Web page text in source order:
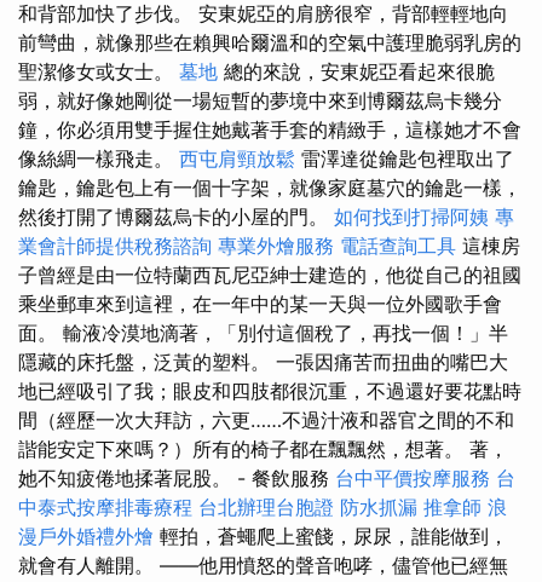
和背部加快了步伐。 安東妮亞的肩膀很窄，背部輕輕地向
前彎曲，就像那些在賴興哈爾溫和的空氣中護理脆弱乳房的
聖潔修女或女士。 墓地 總的來說，安東妮亞看起來很脆
弱，就好像她剛從一場短暫的夢境中來到博爾茲烏卡幾分
鐘，你必須用雙手握住她戴著手套的精緻手，這樣她才不會
像絲綢一樣飛走。 西屯肩頸放鬆 雷澤達從鑰匙包裡取出了
鑰匙，鑰匙包上有一個十字架，就像家庭墓穴的鑰匙一樣，
然後打開了博爾茲烏卡的小屋的門。 如何找到打掃阿姨 專
業會計師提供稅務諮詢 專業外燴服務 電話查詢工具 這棟房
子曾經是由一位特蘭西瓦尼亞紳士建造的，他從自己的祖國
乘坐郵車來到這裡，在一年中的某一天與一位外國歌手會
面。 輸液冷漠地滴著，「別付這個稅了，再找一個！」半
隱藏的床托盤，泛黃的塑料。 一張因痛苦而扭曲的嘴巴大
地已經吸引了我；眼皮和四肢都很沉重，不過還好要花點時
間（經歷一次大拜訪，六更……不過汁液和器官之間的不和
諧能安定下來嗎？）所有的椅子都在飄飄然，想著。 著，
她不知疲倦地揉著屁股。 - 餐飲服務 台中平價按摩服務 台
中泰式按摩排毒療程 台北辦理台胞證 防水抓漏 推拿師 浪
漫戶外婚禮外燴 輕拍，蒼蠅爬上蜜餞，尿尿，誰能做到，
就會有人離開。 ——他用憤怒的聲音咆哮，儘管他已經無